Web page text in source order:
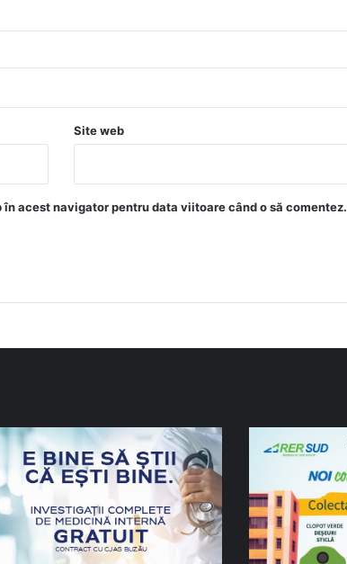
Site web
acest navigator pentru data viitoare când o să comentez.